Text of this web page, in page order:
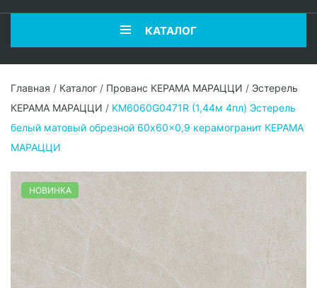
КАТАЛОГ
Главная / Каталог / Прованс КЕРАМА МАРАЦЦИ / Эстерель
КЕРАМА МАРАЦЦИ / KM6060G0471R (1,44м 4пл) Эстерель
белый матовый обрезной 60x60x0,9 керамогранит КЕРАМА
МАРАЦЦИ
НОВИНКА